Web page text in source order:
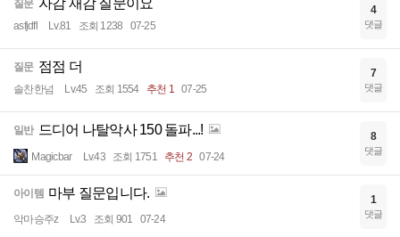
질문 자감 재감 질문이요
asfjdfl Lv.81 조회 1238 07-25
4
댓글
질문 점점 더
솔찬한넘 Lv.45 조회 1554 추천 1 07-25
7
댓글
일반 드디어 나탈악사 150 돌파...!
Magicbar Lv.43 조회 1751 추천 2 07-24
8
댓글
아이템 마부 질문입니다.
악마승주z Lv.3 조회 901 07-24
1
댓글